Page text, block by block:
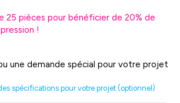
25 pièces pour bénéficier de 20% de
!
une demande spécial pour votre projet
spécifications pour votre projet (optionnel)